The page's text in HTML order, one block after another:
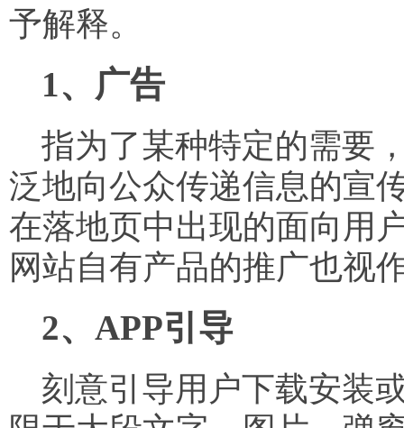
予解释。
1、广告
指为了某种特定的需要
泛地向公众传递信息的宣
在落地页中出现的面向用
网站自有产品的推广也视
2、APP引导
刻意引导用户下载安装